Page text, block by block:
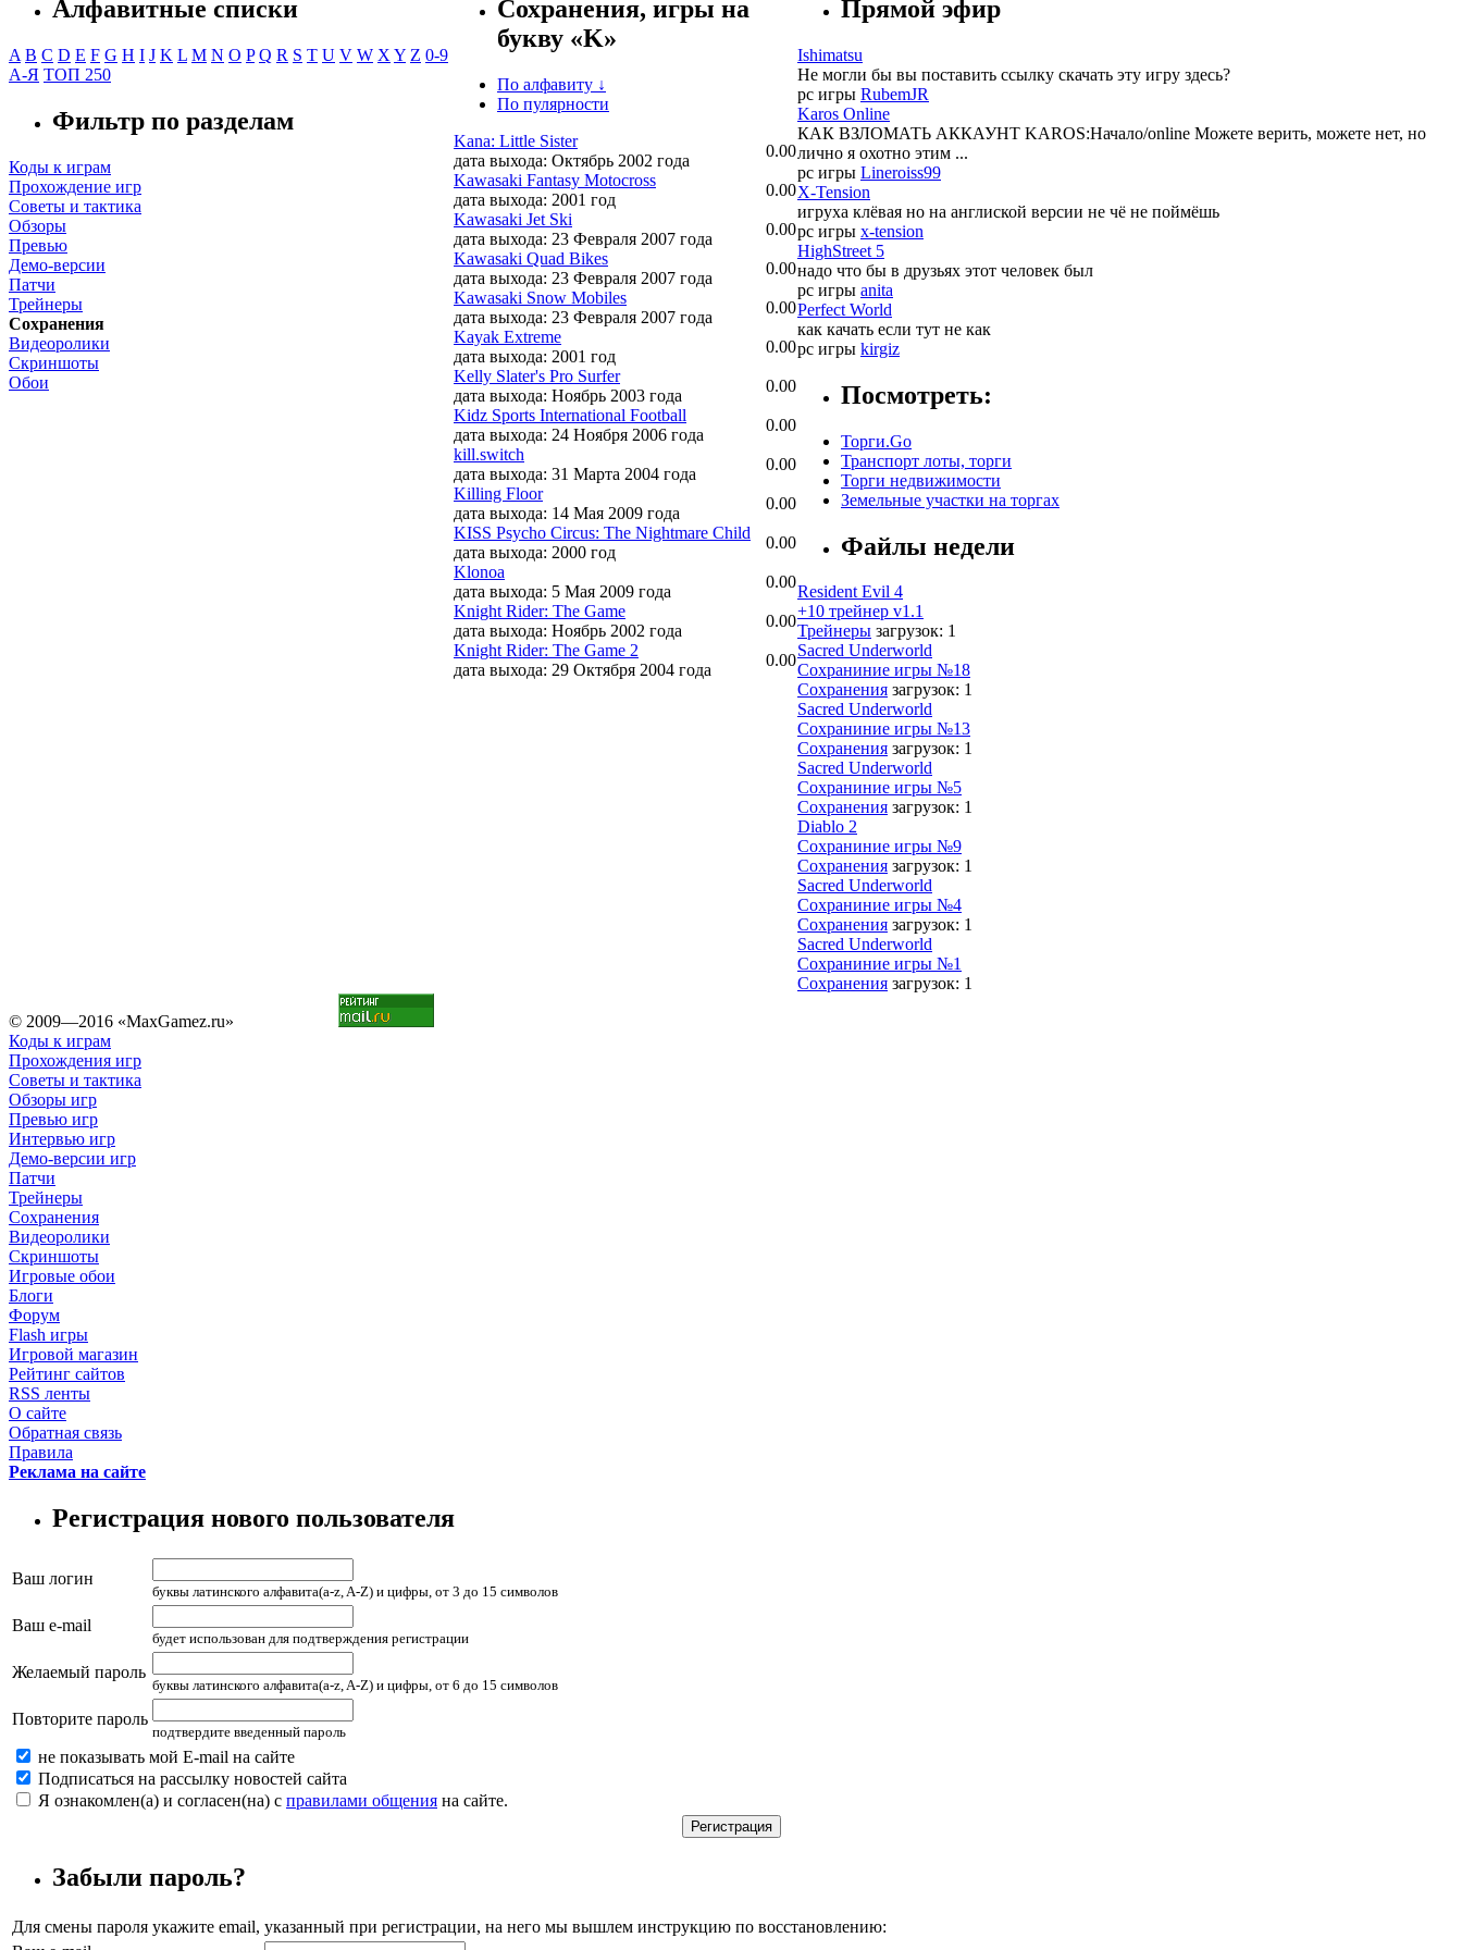
Алфавитные списки
A B C D E F G H I J K L M N O P Q R S T U V W X Y Z 0-9
А-Я ТОП 250
Фильтр по разделам
Коды к играм
Прохождение игр
Советы и тактика
Обзоры
Превью
Демо-версии
Патчи
Трейнеры
Сохранения
Видеоролики
Скриншоты
Обои
Сохранения, игры на
букву «K»
По алфавиту ↓
По пулярности
Kana: Little Sister
дата выхода: Октябрь 2002 года
0.00
Kawasaki Fantasy Motocross
дата выхода: 2001 год
0.00
Kawasaki Jet Ski
дата выхода: 23 Февраля 2007 года
0.00
Kawasaki Quad Bikes
дата выхода: 23 Февраля 2007 года
0.00
Kawasaki Snow Mobiles
дата выхода: 23 Февраля 2007 года
0.00
Kayak Extreme
дата выхода: 2001 год
0.00
Kelly Slater's Pro Surfer
дата выхода: Ноябрь 2003 года
0.00
Kidz Sports International Football
дата выхода: 24 Ноября 2006 года
0.00
kill.switch
дата выхода: 31 Марта 2004 года
0.00
Killing Floor
дата выхода: 14 Мая 2009 года
0.00
KISS Psycho Circus: The Nightmare Child
дата выхода: 2000 год
0.00
Klonoa
дата выхода: 5 Мая 2009 года
0.00
Knight Rider: The Game
дата выхода: Ноябрь 2002 года
0.00
Knight Rider: The Game 2
дата выхода: 29 Октября 2004 года
0.00
Прямой эфир
Ishimatsu
Не могли бы вы поставить ссылку скачать эту игру здесь?
pc игры RubemJR
Karos Online
КАК ВЗЛОМАТЬ АККАУНТ KAROS:Начало/online Можете верить, можете нет, но
лично я охотно этим ...
pc игры Lineroiss99
X-Tension
игруха клёвая но на англиской версии не чё не поймёшь
pc игры x-tension
HighStreet 5
надо что бы в друзьях этот человек был
pc игры anita
Perfect World
как качать если тут не как
pc игры kirgiz
Посмотреть:
Торги.Go
Транспорт лоты, торги
Торги недвижимости
Земельные участки на торгах
Файлы недели
Resident Evil 4
+10 трейнер v1.1
Трейнеры загрузок: 1
Sacred Underworld
Сохраниние игры №18
Сохранения загрузок: 1
Sacred Underworld
Сохраниние игры №13
Сохранения загрузок: 1
Sacred Underworld
Сохраниние игры №5
Сохранения загрузок: 1
Diablo 2
Сохраниние игры №9
Сохранения загрузок: 1
Sacred Underworld
Сохраниние игры №4
Сохранения загрузок: 1
Sacred Underworld
Сохраниние игры №1
Сохранения загрузок: 1
© 2009—2016 «MaxGamez.ru»
Коды к играм
Прохождения игр
Советы и тактика
Обзоры игр
Превью игр
Интервью игр
Демо-версии игр
Патчи
Трейнеры
Сохранения
Видеоролики
Скриншоты
Игровые обои
Блоги
Форум
Flash игры
Игровой магазин
Рейтинг сайтов
RSS ленты
О сайте
Обратная связь
Правила
Реклама на сайте
Регистрация нового пользователя
Ваш логин
буквы латинского алфавита(a-z, A-Z) и цифры, от 3 до 15 символов
Ваш e-mail
будет использован для подтверждения регистрации
Желаемый пароль
буквы латинского алфавита(a-z, A-Z) и цифры, от 6 до 15 символов
Повторите пароль
подтвердите введенный пароль
не показывать мой E-mail на сайте
Подписаться на рассылку новостей сайта
Я ознакомлен(а) и согласен(на) с правилами общения на сайте.
Забыли пароль?
Для смены пароля укажите email, указанный при регистрации, на него мы вышлем инструкцию по восстановлению: